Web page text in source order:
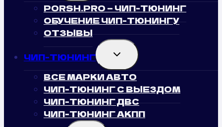
PORSH.PRO — ЧИП-ТЮНИНГ
ОБУЧЕНИЕ ЧИП-ТЮНИНГУ
ОТЗЫВЫ
ЧИП-ТЮНИНГ TOGGLE
CHILD
MENU
ВСЕ МАРКИ АВТО
ЧИП-ТЮНИНГ С ВЫЕЗДОМ
ЧИП-ТЮНИНГ ДВС
ЧИП-ТЮНИНГ АКПП